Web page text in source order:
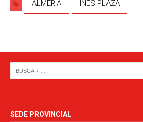
ALMERÍA INÉS PLAZA
SEDE PROVINCIAL